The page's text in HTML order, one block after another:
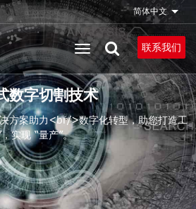
简体中文 列出
联系我们
数字切割技术
方案助力<br/>数字化转型，助您打造工
实现 “量产”。